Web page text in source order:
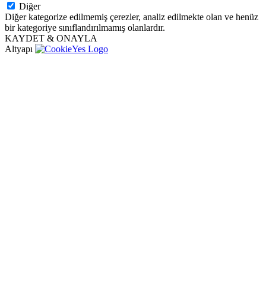
Diğer
Diğer kategorize edilmemiş çerezler, analiz edilmekte olan ve henüz
bir kategoriye sınıflandırılmamış olanlardır.
KAYDET & ONAYLA
Altyapı